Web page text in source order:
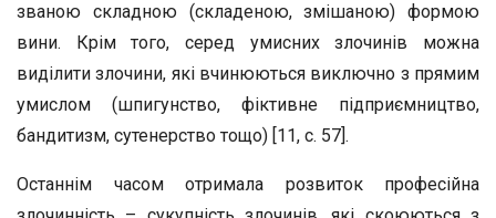
званою складною (складеною, змішаною) формою
вини. Крім того, серед умисних злочинів можна
виділити злочини, які вчинюються виключно з прямим
умислом (шпигунство, фіктивне підприємництво,
бандитизм, сутенерство тощо) [11, с. 57].
Останнім часом отримала розвиток професійна